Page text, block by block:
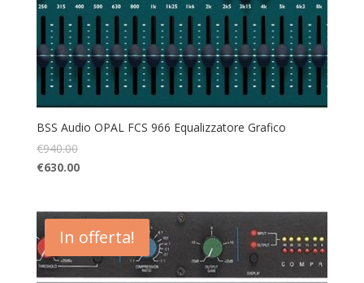
BSS Audio OPAL FCS 966 Equalizzatore Grafico
€940.00
€630.00
In offerta!